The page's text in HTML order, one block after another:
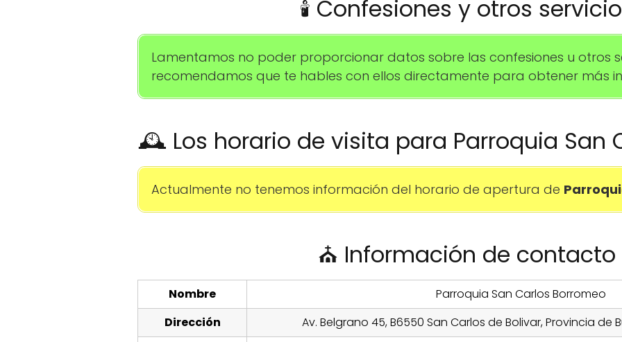
🕯️ Confesiones y otros
Lamentamos no poder proporcionar datos sobre las confesiones u otros
recomendamos que te hables con ellos directamente para obtener más
🕰️ Los horario de visita para Parroquia San
Actualmente no tenemos información del horario de apertura de
⛪ Información de contacto
Nombre
Parroquia San Carlos Borromeo
Dirección
Av. Belgrano 45, B6550 San Carlos de Bolivar, Provincia de